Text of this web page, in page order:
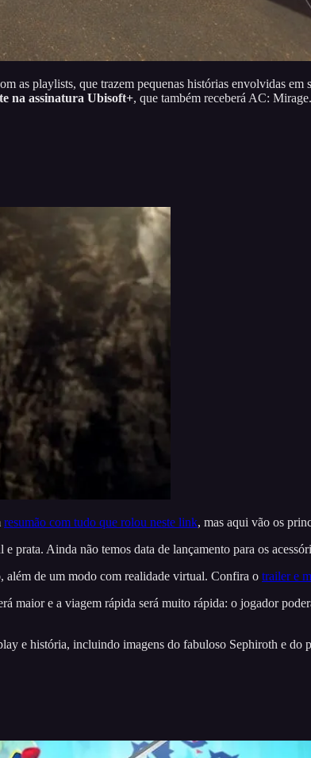
playlists, que trazem pequenas histórias envolvidas em
na assinatura Ubisoft+, que também receberá AC: Mirage.
resumão com tudo que rolou neste link, mas aqui vão os
e prata. Ainda não temos data de lançamento para os
além de um modo com realidade virtual. Confira o trailer e
maior e a viagem rápida será muito rápida: o jogador
e história, incluindo imagens do fabuloso Sephiroth e do